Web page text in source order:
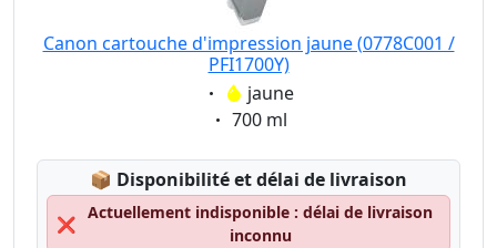
Canon cartouche d'impression jaune (0778C001 /
PFI1700Y)
Eigenschaft:
jaune
Eigenschaft:
700 ml
📦 Lagerstatus:
Disponibilité et délai de livraison
❌
Actuellement indisponible : délai de livraison
inconnu